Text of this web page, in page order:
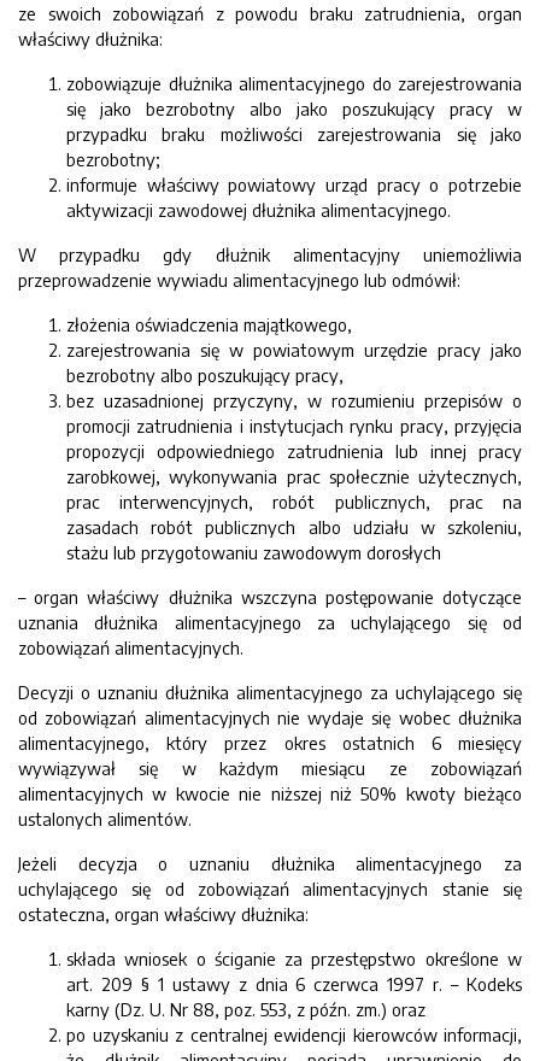
ze swoich zobowiązań z powodu braku zatrudnienia, organ
właściwy dłużnika:
zobowiązuje dłużnika alimentacyjnego do zarejestrowania
się jako bezrobotny albo jako poszukujący pracy w
przypadku braku możliwości zarejestrowania się jako
bezrobotny;
informuje właściwy powiatowy urząd pracy o potrzebie
aktywizacji zawodowej dłużnika alimentacyjnego.
W przypadku gdy dłużnik alimentacyjny uniemożliwia
przeprowadzenie wywiadu alimentacyjnego lub odmówił:
złożenia oświadczenia majątkowego,
zarejestrowania się w powiatowym urzędzie pracy jako
bezrobotny albo poszukujący pracy,
bez uzasadnionej przyczyny, w rozumieniu przepisów o
promocji zatrudnienia i instytucjach rynku pracy, przyjęcia
propozycji odpowiedniego zatrudnienia lub innej pracy
zarobkowej, wykonywania prac społecznie użytecznych,
prac interwencyjnych, robót publicznych, prac na
zasadach robót publicznych albo udziału w szkoleniu,
stażu lub przygotowaniu zawodowym dorosłych
– organ właściwy dłużnika wszczyna postępowanie dotyczące
uznania dłużnika alimentacyjnego za uchylającego się od
zobowiązań alimentacyjnych.
Decyzji o uznaniu dłużnika alimentacyjnego za uchylającego się
od zobowiązań alimentacyjnych nie wydaje się wobec dłużnika
alimentacyjnego, który przez okres ostatnich 6 miesięcy
wywiązywał się w każdym miesiącu ze zobowiązań
alimentacyjnych w kwocie nie niższej niż 50% kwoty bieżąco
ustalonych alimentów.
Jeżeli decyzja o uznaniu dłużnika alimentacyjnego za
uchylającego się od zobowiązań alimentacyjnych stanie się
ostateczna, organ właściwy dłużnika:
składa wniosek o ściganie za przestępstwo określone w
art. 209 § 1 ustawy z dnia 6 czerwca 1997 r. – Kodeks
karny (Dz. U. Nr 88, poz. 553, z późn. zm.) oraz
po uzyskaniu z centralnej ewidencji kierowców informacji,